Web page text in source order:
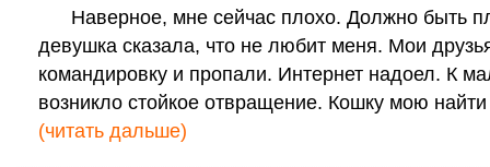
Наверное, мне сейчас плохо. Должно быть
девушка сказала, что не любит меня. Мои
командировку и пропали. Интернет надоел. К
возникло стойкое отвращение. Кошку мою
(читать дальше)